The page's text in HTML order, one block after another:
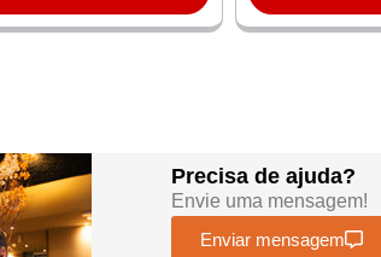
Precisa de ajuda?
Envie uma mensagem!
Enviar mensagem